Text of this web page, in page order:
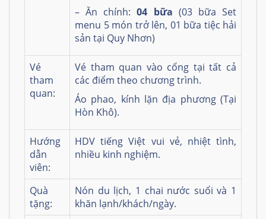
– Ăn chính:04 bữa (03 bữa Set
menu 5 món trở lên, 01 bữa tiệc hải
sản tại Quy Nhơn)
Vé
tham
quan:
Vé tham quan vào cổng tại tất cả
các điểm theo chương trình.
Áo phao, kính lặn địa phương (Tại
Hòn Khô).
Hướng
dẫn
viên:
HDV tiếng Việt vui vẻ, nhiệt tình,
nhiều kinh nghiệm.
Quà
tặng:
Nón du lịch, 1 chai nước suổi và 1
khăn lạnh/khách/ngày.